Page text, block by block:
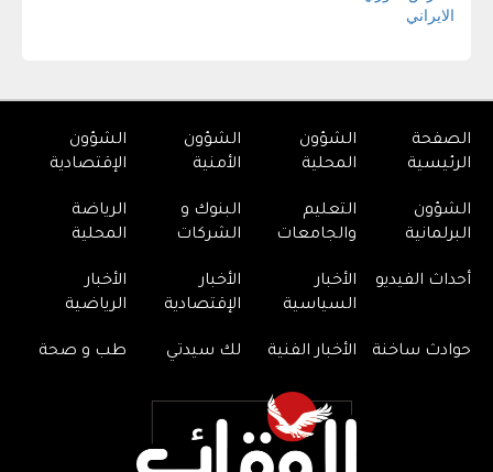
الصفحة
الرئيسية
الشؤون
المحلية
الشؤون
الأمنية
الشؤون
الإقتصادية
الشؤون
البرلمانية
التعليم
والجامعات
البنوك و
الشركات
الرياضة
المحلية
أحداث الفيديو
الأخبار
السياسية
الأخبار
الإقتصادية
الأخبار
الرياضية
حوادث ساخنة الأخبار الفنية لك سيدتي طب و صحة